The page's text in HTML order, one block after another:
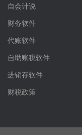
自会计说
财务软件
代账软件
自助账税软件
进销存软件
财税政策